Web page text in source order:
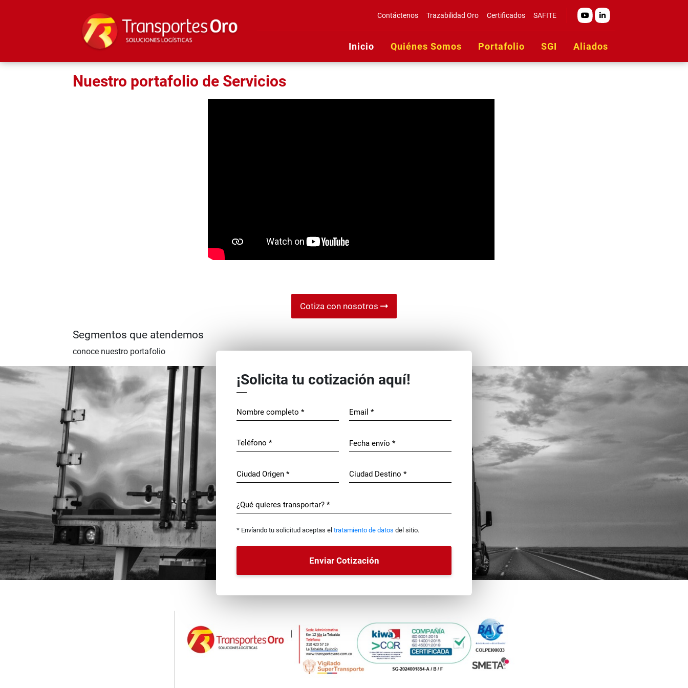
Contáctenos Trazabilidad Oro Certificados SAFITE youtubelinkedin
Inicio Quiénes Somos Portafolio SGI Aliados
Nuestro portafolio de Servicios
Cotiza con nosotros
Segmentos que atendemos
conoce nuestro portafolio
¡Solicita tu cotización aquí!
Nombre completo * Email *
Teléfono * Fecha envío *
Ciudad Origen * Ciudad Destino *
¿Qué quieres transportar? *
* Envíando tu solicitud aceptas el tratamiento de datos del sitio.
Enviar Cotización